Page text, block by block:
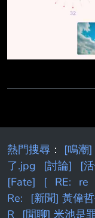
熱門搜尋 ： [鳴潮]
了.jpg
[討論] [
[Fate]
[ RE: re
Re:
[新聞] 黃偉
R
[閒聊] 米池是